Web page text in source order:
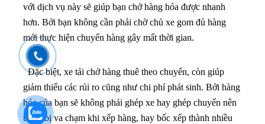
với dịch vụ này sẽ giúp bạn chở hàng hóa được nhanh
hơn. Bởi bạn không cần phải chờ chủ xe gom đủ hàng
mới thực hiện chuyển hàng gây mất thời gian.
Đặc biệt, xe tải chở hàng thuê theo chuyến, còn giúp
giảm thiểu các rủi ro cũng như chi phí phát sinh. Bởi hàng
hóa của bạn sẽ không phải ghép xe hay ghép chuyển nên
tránh bị va chạm khi xếp hàng, hay bốc xếp thành nhiều